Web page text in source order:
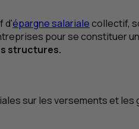
d'épargne salarialecollectif,
pour se constituer
structures.
sur les versements et les